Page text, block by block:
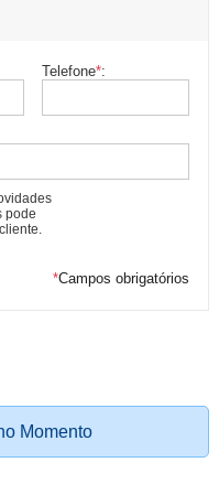
Telefone*:
pode
*Campos obrigatórios
Momento